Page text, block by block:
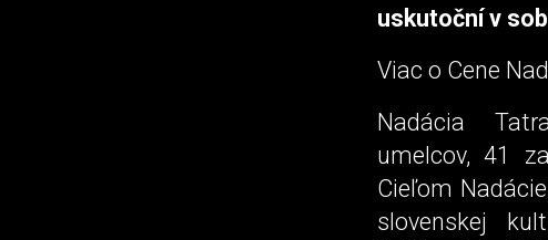
uskutoční v
Viac o Cene
Nadácia
umelcov, 41
Cieľom
slovenskej